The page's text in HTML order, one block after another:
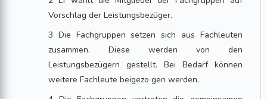
Vorschlag der Leistungsbezüger.
3 Die Fachgruppen setzen sich aus Fachleuten
zusammen. Diese werden von den
Leistungsbezügern gestellt. Bei Bedarf können
weitere Fachleute beigezo gen werden.